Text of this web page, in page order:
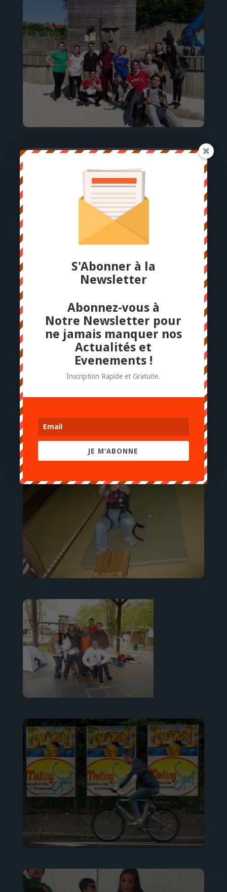
S'Abonner à la
Newsletter
Abonnez-vous à
Notre Newsletter pour
ne jamais manquer nos
Actualités et
Evenements !
Inscription Rapide et Gratuite.
JE M'ABONNE